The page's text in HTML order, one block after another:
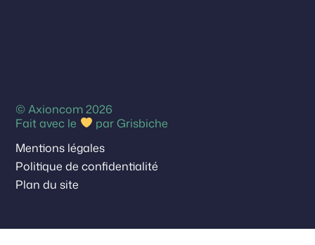
© Axioncom 2026
Fait avec le
parGrisbiche
Mentions légales
Politique de confidentialité
Plan du site